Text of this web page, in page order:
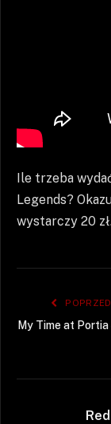
Ile trzeba
Legends?
wystarczy 20
My Time at